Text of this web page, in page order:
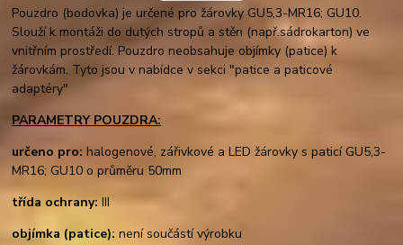
Pouzdro (bodovka) je určené pro žárovky GU5,3-MR16; GU10.
Slouží k montáži do dutých stropů a stěn (např.sádrokarton) ve
vnitřním prostředí. Pouzdro neobsahuje objímky (patice) k
žárovkám. Tyto jsou v nabídce v sekci "patice a paticové
adaptéry"
PARAMETRY POUZDRA:
určeno pro:halogenové, zářivkové a LED žárovky s paticí GU5,3-
MR16; GU10 o průměru 50mm
třída ochrany:III
objímka (patice):není součástí výrobku